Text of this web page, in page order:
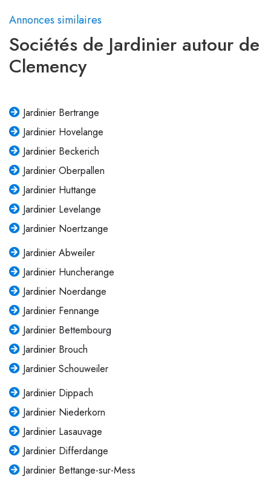
Annonces similaires
Sociétés de Jardinier autour de
Clemency
Jardinier Bertrange
Jardinier Hovelange
Jardinier Beckerich
Jardinier Oberpallen
Jardinier Huttange
Jardinier Levelange
Jardinier Noertzange
Jardinier Abweiler
Jardinier Huncherange
Jardinier Noerdange
Jardinier Fennange
Jardinier Bettembourg
Jardinier Brouch
Jardinier Schouweiler
Jardinier Dippach
Jardinier Niederkorn
Jardinier Lasauvage
Jardinier Differdange
Jardinier Bettange-sur-Mess